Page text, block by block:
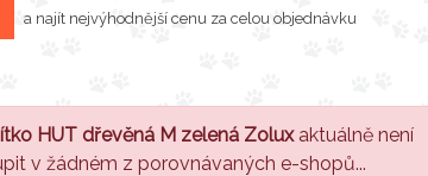
a najít nejvýhodnější cenu za celou objednávku
HUT dřevěná M zelená Zoluxaktuálně není
v žádném z porovnávaných e-shopů...